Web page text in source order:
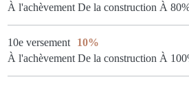
À l'achèvement De la construction À
10e versement
10%
À l'achèvement De la construction À